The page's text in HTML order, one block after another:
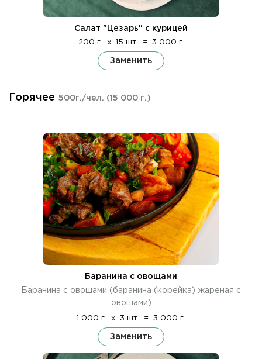
Салат "Цезарь" с курицей
200 г. x 15 шт. = 3 000 г.
Заменить
Горячее 500г./чел. (15 000 г.)
Баранина с овощами
Баранина с овощами (баранина (корейка) жареная с
овощами)
1 000 г. x 3 шт. = 3 000 г.
Заменить